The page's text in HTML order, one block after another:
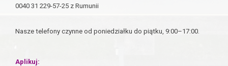
0040 31 229-57-25 z Rumunii
Nasze telefony czynne od poniedziałku do piątku, 9:00–17:00.
Aplikuj: